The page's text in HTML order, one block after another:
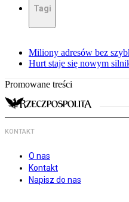
Tagi
Miliony adresów bez
Hurt staje się nowym
Promowane treści
KONTAKT
O nas
Kontakt
Napisz do nas